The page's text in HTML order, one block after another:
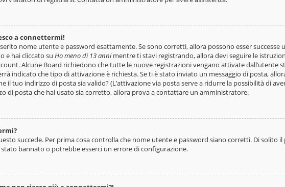
a connettermi!
nome utente e password esattamente. Se sono corretti, allora possono esser successe
e hai cliccato su Ho meno di 13 annimentre ti stavi registrando, allora devi seguire le
Alcune Board richiedono che tutte le nuove registrazioni vengano attivate dall’utente
indicato che tipo di attivazione è richiesta. Se ti è stato inviato un messaggio di posta,
il tuo indirizzo di posta sia valido? (L’attivazione via posta serve a ridurre la possibilità di
di posta che hai usato sia corretto, allora prova a contattare un amministratore.
succede. Per prima cosa controlla che nome utente e password siano corretti. Di solito
bannato o potrebbe esserci un errore di configurazione.